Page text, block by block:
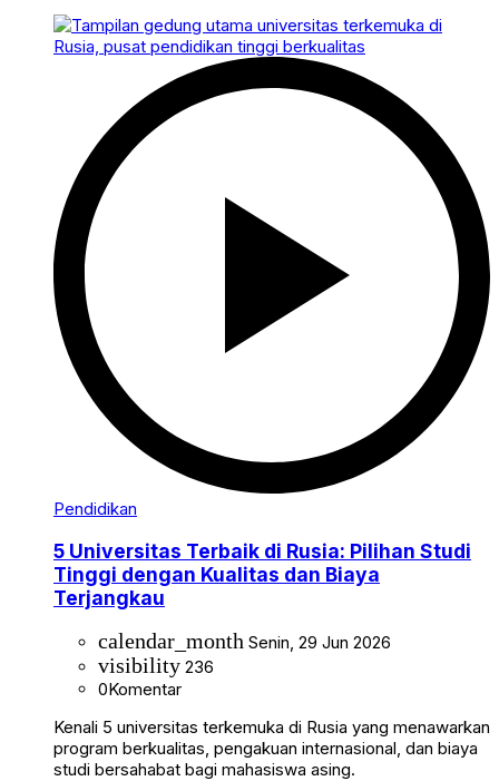
Pendidikan
5 Universitas Terbaik di Rusia: Pilihan Studi
Tinggi dengan Kualitas dan Biaya
Terjangkau
calendar_month Senin, 29 Jun 2026
visibility 236
0Komentar
Kenali 5 universitas terkemuka di Rusia yang menawarkan
program berkualitas, pengakuan internasional, dan biaya
studi bersahabat bagi mahasiswa asing.